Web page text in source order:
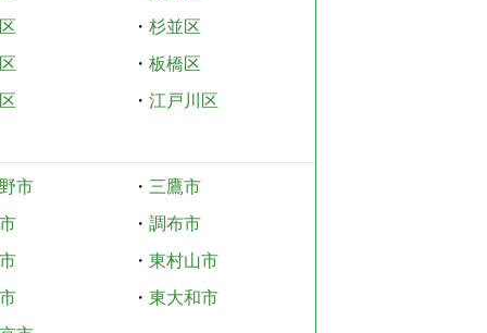
・ 杉並区
・ 板橋区
・ 江戸川区
市 ・ 三鷹市
・ 調布市
・ 東村山市
・ 東大和市